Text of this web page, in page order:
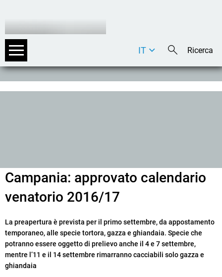
DE
IT
Campania: approvato calendario
venatorio 2016/17
La preapertura è prevista per il primo settembre, da appostamento
temporaneo, alle specie tortora, gazza e ghiandaia. Specie che
potranno essere oggetto di prelievo anche il 4 e 7 settembre,
mentre l’11 e il 14 settembre rimarranno cacciabili solo gazza e
ghiandaia